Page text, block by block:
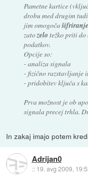
Pametne kartice
drobu med drugim
jim omogoča
zatozelo težko priti
podatkov.
Opcije so:
- analiza signala
- fizično razstavljanje
- pridobitev ključa s
Prva možnost je ob
signala precej trhla.
In zakaj imajo potem
Adrijan0
:: 19. avg 2009,